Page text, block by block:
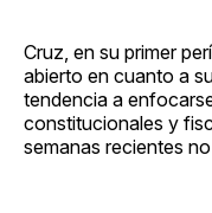
Cruz, en su primer
abierto en cuanto a
tendencia a
constitucionales y
semanas recientes